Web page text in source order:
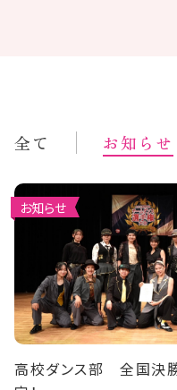
全て お知らせ
お知らせ
高校ダンス部 全国決